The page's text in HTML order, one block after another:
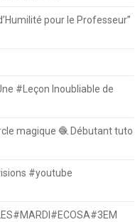
pour le Professeur”
#Leçon Inoubliable de
magique 🧶 Débutant tuto
#youtube